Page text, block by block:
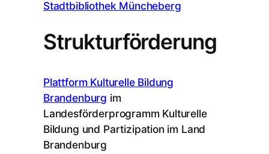
Stadtbibliothek Müncheberg
Strukturförderung
Plattform Kulturelle Bildung
Brandenburg im
Landesförderprogramm Kulturelle
Bildung und Partizipation im Land
Brandenburg